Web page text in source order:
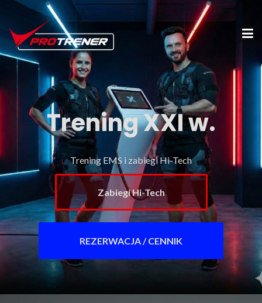
Trening XXI w.
Trening EMS i zabiegi Hi-Tech
Zabiegi Hi-Tech
REZERWACJA / CENNIK